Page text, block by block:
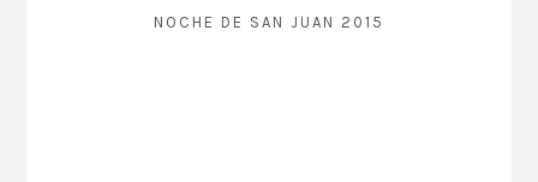
NOCHE DE SAN JUAN 2015